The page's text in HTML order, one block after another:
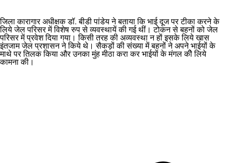
जिला कारागार अधीक्षक डॉ. बीडी पांडेय ने बताया कि भाई दूज पर टीका करने के
लिये जेल परिसर में विशेष रुप से व्यवस्थायें की गई थीं। टोकन से बहनों को जेल
परिसर में प्रवेश दिया गया। किसी तरह की अव्यवस्था न हों इसके लिये खास
इंतजाम जेल प्रशासन ने किये थे। सैकड़ों की संख्या में बहनों ने अपने भाईयों के
माथे पर तिलक किया और उनका मुंह मीठा करा कर भाईयों के मंगल कीे लिये
कामना की।